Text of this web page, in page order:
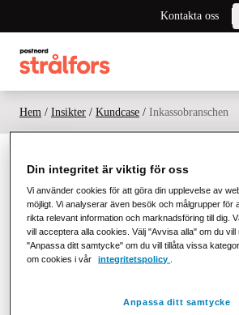
Kontakta oss
Hem / Insikter / Kundcase / Inkassobranschen
PostNord Strålfors förenklar
viktig affärsinformation mellan företag och
Din integritet är viktig för oss
Vi använder cookies för att göra din upplevelse av
möjligt. Vi analyserar även besök och målgrupper för
rikta relevant information och marknadsföring till dig.
vill acceptera alla cookies. Välj "Avvisa alla" om du
"Anpassa ditt samtycke" om du vill tillåta vissa
om cookies i vår
integritetspolicy
Anpassa ditt samtycke